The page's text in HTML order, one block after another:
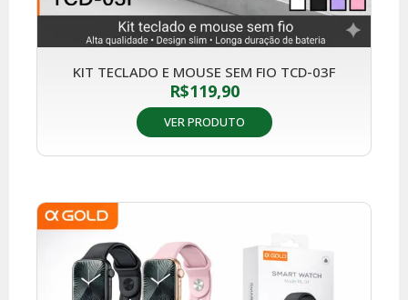
KIT TECLADO E MOUSE SEM FIO TCD-03F
R$119,90
VER PRODUTO